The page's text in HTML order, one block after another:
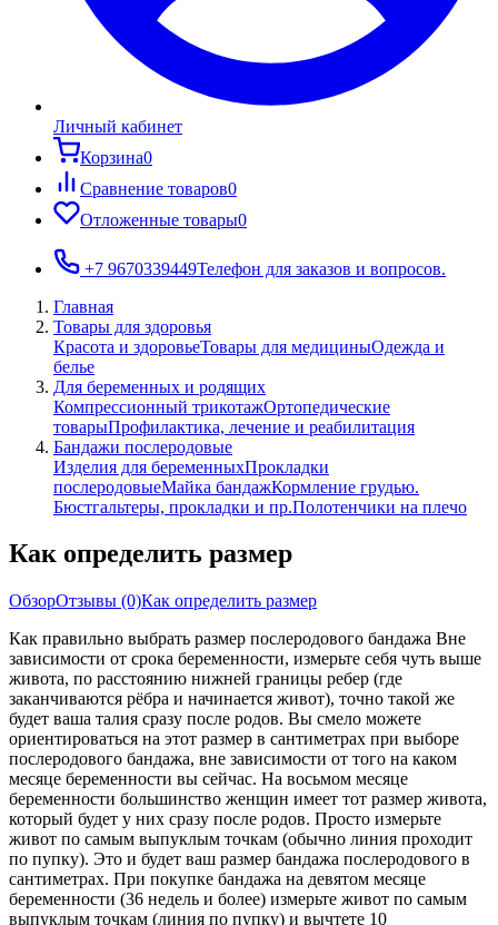
Личный кабинет
Корзина0
Сравнение товаров0
Отложенные товары0
+7 9670339449Телефон для заказов и вопросов.
Главная
Товары для здоровья
Красота и здоровьеТовары для медициныОдежда и
белье
Для беременных и родящих
Компрессионный трикотажОртопедические
товарыПрофилактика, лечение и реабилитация
Бандажи послеродовые
Изделия для беременныхПрокладки
послеродовыеМайка бандажКормление грудью.
Бюстгальтеры, прокладки и пр.Полотенчики на плечо
Как определить размер
ОбзорОтзывы (0)Как определить размер
Как правильно выбрать размер послеродового бандажа Вне
зависимости от срока беременности, измерьте себя чуть выше
живота, по расстоянию нижней границы ребер (где
заканчиваются рёбра и начинается живот), точно такой же
будет ваша талия сразу после родов. Вы смело можете
ориентироваться на этот размер в сантиметрах при выборе
послеродового бандажа, вне зависимости от того на каком
месяце беременности вы сейчас. На восьмом месяце
беременности большинство женщин имеет тот размер живота,
который будет у них сразу после родов. Просто измерьте
живот по самым выпуклым точкам (обычно линия проходит
по пупку). Это и будет ваш размер бандажа послеродового в
сантиметрах. При покупке бандажа на девятом месяце
беременности (36 недель и более) измерьте живот по самым
выпуклым точкам (линия по пупку) и вычтете 10